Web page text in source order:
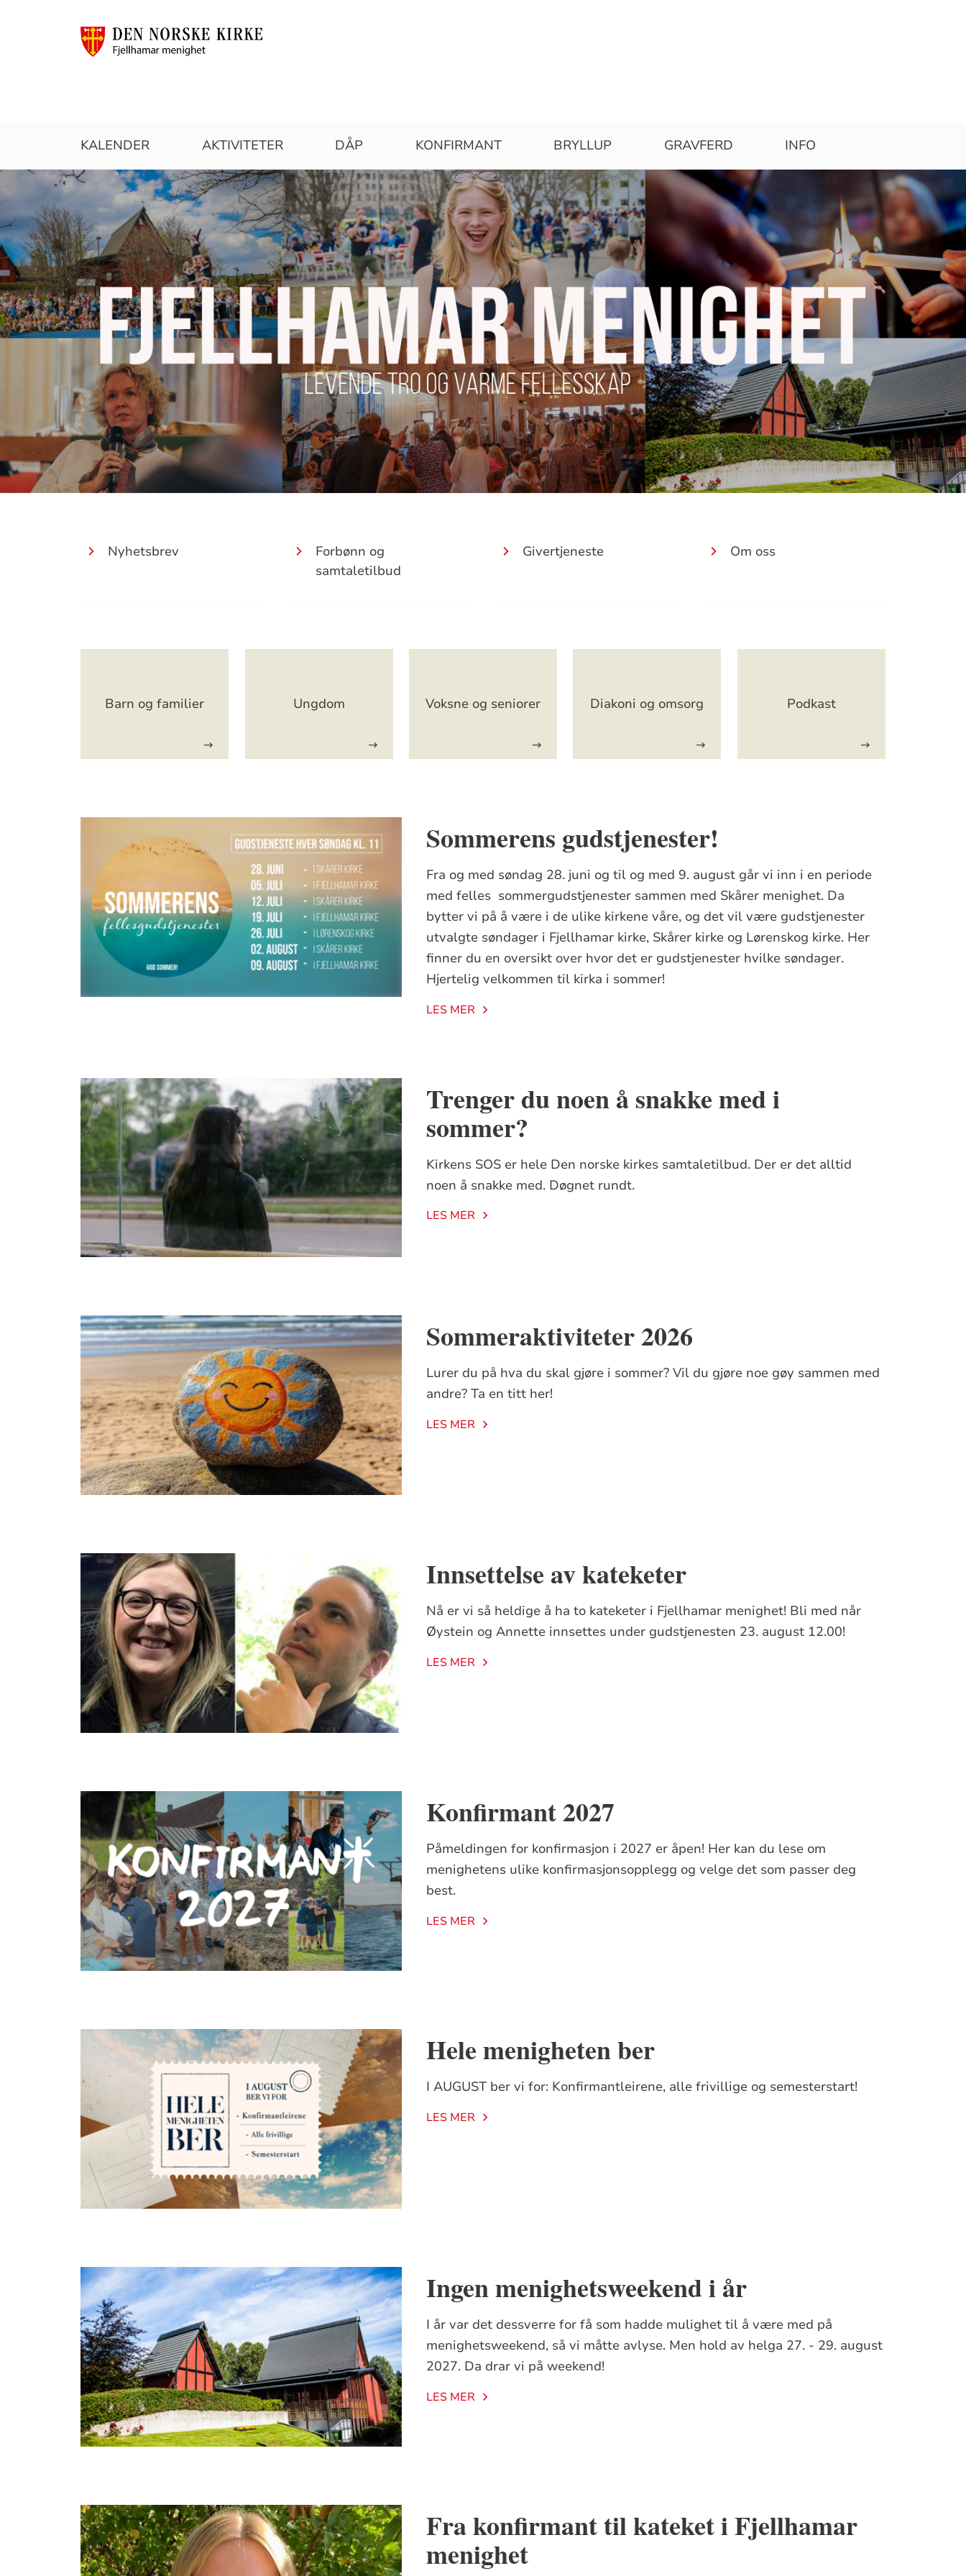
Fjellhamar
menighet
KALENDER AKTIVITETER DÅP KONFIRMANT BRYLLUP GRAVFERD INFO
Nyhetsbrev
Forbønn og
samtaletilbud
Givertjeneste Om oss
Barn og familier Ungdom Voksne og seniorer Diakoni og omsorg Podkast
Sommerens gudstjenester!
Fra og med søndag 28. juni og til og med 9. august går vi inn i en periode
med felles sommergudstjenester sammen med Skårer menighet. Da
bytter vi på å være i de ulike kirkene våre, og det vil være gudstjenester
utvalgte søndager i Fjellhamar kirke, Skårer kirke og Lørenskog kirke. Her
finner du en oversikt over hvor det er gudstjenester hvilke søndager.
Hjertelig velkommen til kirka i sommer!
LES MER
Trenger du noen å snakke med i
sommer?
Kirkens SOS er hele Den norske kirkes samtaletilbud. Der er det alltid
noen å snakke med. Døgnet rundt.
LES MER
Sommeraktiviteter 2026
Lurer du på hva du skal gjøre i sommer? Vil du gjøre noe gøy sammen med
andre? Ta en titt her!
LES MER
Innsettelse av kateketer
Nå er vi så heldige å ha to kateketer i Fjellhamar menighet! Bli med når
Øystein og Annette innsettes under gudstjenesten 23. august 12.00!
LES MER
Konfirmant 2027
Påmeldingen for konfirmasjon i 2027 er åpen! Her kan du lese om
menighetens ulike konfirmasjonsopplegg og velge det som passer deg
best.
LES MER
Hele menigheten ber
I AUGUST ber vi for: Konfirmantleirene, alle frivillige og semesterstart!
LES MER
Ingen menighetsweekend i år
I år var det dessverre for få som hadde mulighet til å være med på
menighetsweekend, så vi måtte avlyse. Men hold av helga 27. - 29. august
2027. Da drar vi på weekend!
LES MER
Fra konfirmant til kateket i Fjellhamar
menighet